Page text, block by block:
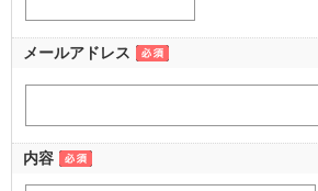
メールアドレス
内容